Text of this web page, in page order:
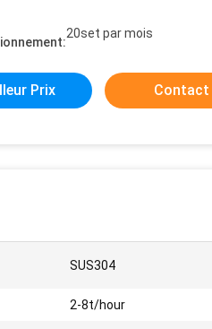
20set par mois
Prix Contact
SUS304
2-8t/hour